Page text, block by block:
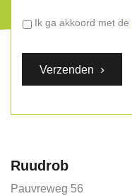
Algemene
voorwaarden
Ik ga akkoord met de
Verzenden
Ruudrob
Pauvreweg 56